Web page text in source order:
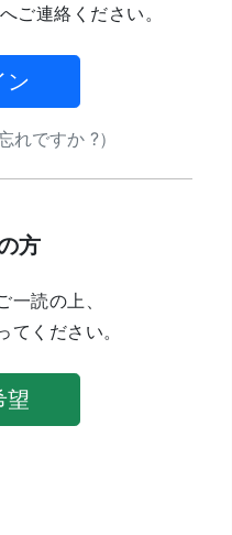
ご連絡ください。
ン
れですか ?）
方
一読の上、
てください。
望